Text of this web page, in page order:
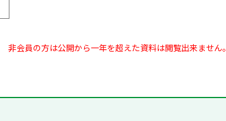
非会員の方は公開から一年を超えた資料は閲覧出来ません。